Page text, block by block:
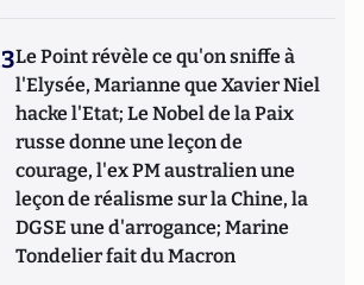
3Le Point révèle ce qu'on sniffe à
l'Elysée, Marianne que Xavier Niel
hacke l'Etat; Le Nobel de la Paix
russe donne une leçon de
courage, l'ex PM australien une
leçon de réalisme sur la Chine, la
DGSE une d'arrogance; Marine
Tondelier fait du Macron